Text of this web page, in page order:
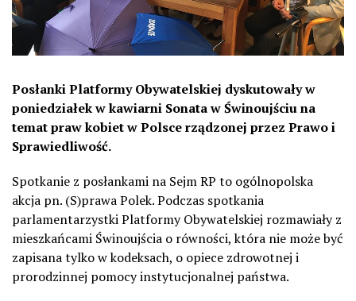
Posłanki Platformy Obywatelskiej dyskutowały w
poniedziałek w kawiarni Sonata w Świnoujściu na
temat praw kobiet w Polsce rządzonej przez Prawo i
Sprawiedliwość.
Spotkanie z posłankami na Sejm RP to ogólnopolska
akcja pn. (S)prawa Polek. Podczas spotkania
parlamentarzystki Platformy Obywatelskiej rozmawiały z
mieszkańcami Świnoujścia o równości, która nie może być
zapisana tylko w kodeksach, o opiece zdrowotnej i
prorodzinnej pomocy instytucjonalnej państwa.